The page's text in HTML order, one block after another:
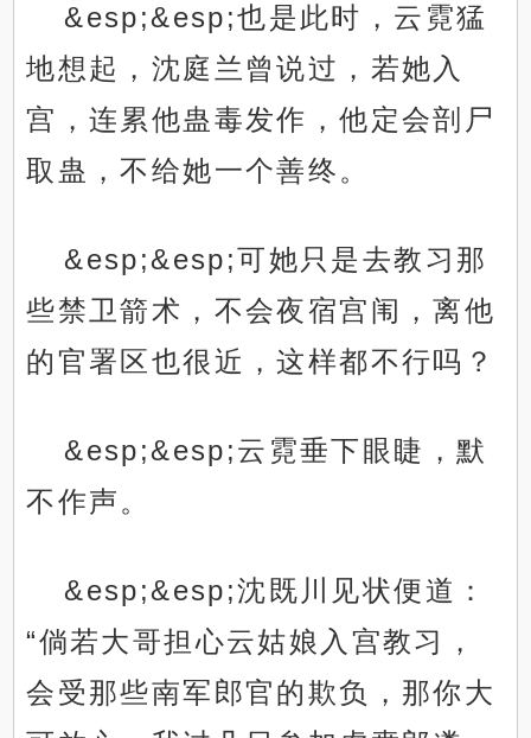
&esp;&esp;也是此时，云霓猛
地想起，沈庭兰曾说过，若她入
宫，连累他蛊毒发作，他定会剖尸
取蛊，不给她一个善终。
&esp;&esp;可她只是去教习那
些禁卫箭术，不会夜宿宫闱，离他
的官署区也很近，这样都不行吗？
&esp;&esp;云霓垂下眼睫，默
不作声。
&esp;&esp;沈既川见状便道：
“倘若大哥担心云姑娘入宫教习，
会受那些南军郎官的欺负，那你大